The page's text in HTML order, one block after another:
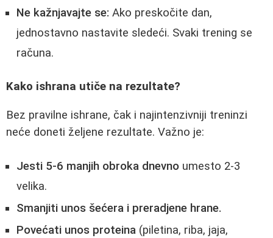
Ne kažnjavajte se: Ako preskočite dan,
jednostavno nastavite sledeći. Svaki trening se
računa.
Kako ishrana utiče na rezultate?
Bez pravilne ishrane, čak i najintenzivniji treninzi
neće doneti željene rezultate. Važno je:
Jesti 5-6 manjih obroka dnevno umesto 2-3
velika.
Smanjiti unos šećera i preradjene hrane.
Povećati unos proteina (piletina, riba, jaja,